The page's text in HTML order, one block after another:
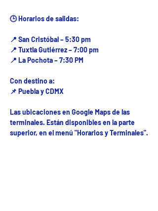
🕒 Horarios de salidas:
📍 San Cristóbal – 5:30 pm
📍 Tuxtla Gutiérrez – 7:00 pm
📍 La Pochota – 7:30 PM
Con destino a:
📌 Puebla y CDMX
Las ubicaciones en Google Maps de las
terminales. Están disponibles en la parte
superior, en el menú "Horarios y Terminales".